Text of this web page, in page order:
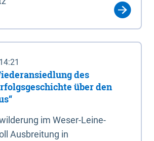
14:21
des
über den
im Weser-Leine-
Ausbreitung in